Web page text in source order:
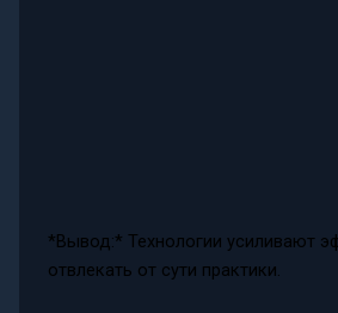
*Вывод:* Технологии усиливают
отвлекать от сути практики.